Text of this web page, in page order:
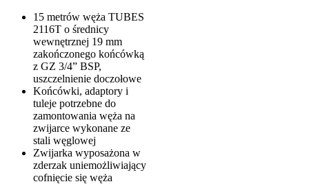
15 metrów węża TUBES
2116T o średnicy
wewnętrznej 19 mm
zakończonego końcówką
z GZ 3/4” BSP,
uszczelnienie doczołowe
Końcówki, adaptory i
tuleje potrzebne do
zamontowania węża na
zwijarce wykonane ze
stali węglowej
Zwijarka wyposażona w
zderzak uniemożliwiający
cofnięcie się węża